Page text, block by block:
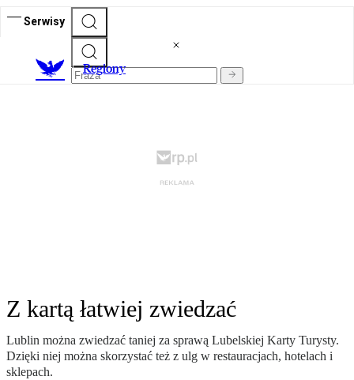
Serwisy
Regiony
Z kartą łatwiej zwiedzać
Lublin można zwiedzać taniej za sprawą Lubelskiej Karty Turysty.
Dzięki niej można skorzystać też z ulg w restauracjach, hotelach i
sklepach.